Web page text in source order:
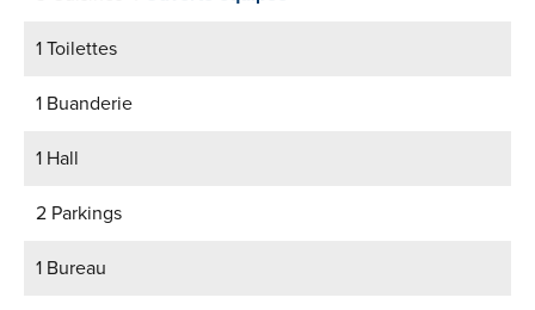
1 Toilettes
1 Buanderie
1 Hall
2 Parkings
1 Bureau